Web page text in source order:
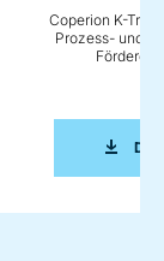
PNEUMATISCHE
Coperion K-
Prozess- und